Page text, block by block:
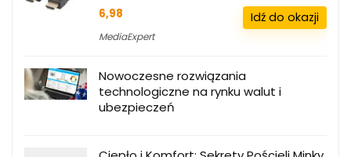
6,98
MediaExpert
Idź do okazji
Nowoczesne rozwiązania
technologiczne na rynku walut i
ubezpieczeń